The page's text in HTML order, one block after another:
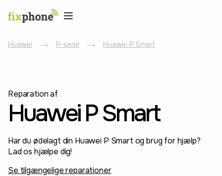
Huawei P-serie Huawei P Smart
Reparation af
Huawei P Smart
Har du ødelagt din Huawei P Smart og brug for hjælp?
Lad os hjælpe dig!
Se tilgængelige reparationer